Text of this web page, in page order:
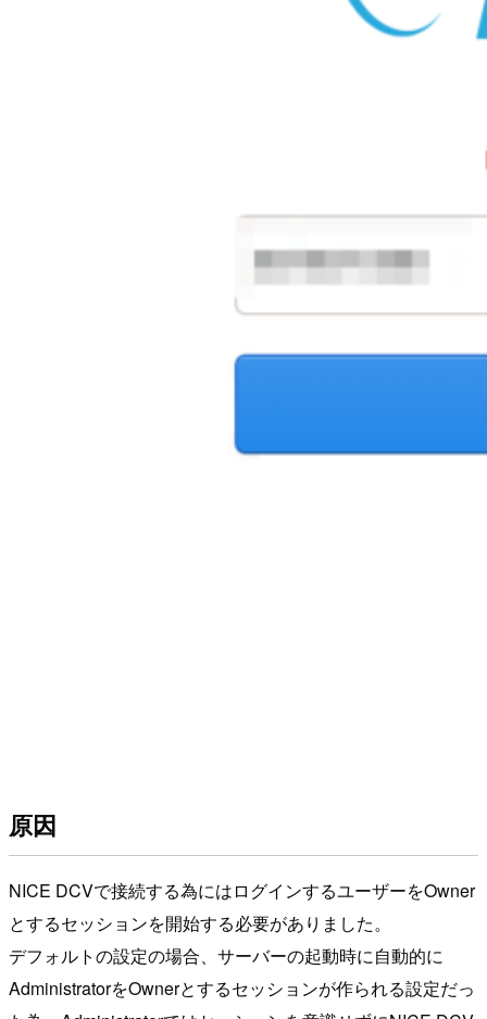
原因
NICE DCVで接続する為にはログインするユーザーをOwner
とするセッションを開始する必要がありました。
デフォルトの設定の場合、サーバーの起動時に自動的に
AdministratorをOwnerとするセッションが作られる設定だっ